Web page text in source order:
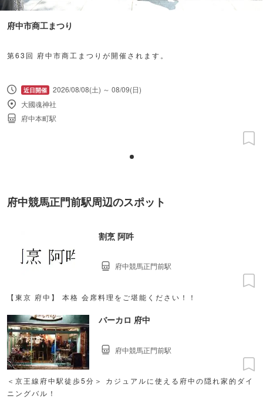
府中市商工まつり
第63回 府中市商工まつりが開催されます。
2026/08/08(土) ～ 08/09(日)
大國魂神社
府中本町駅
府中競馬正門前駅周辺のスポット
割烹 阿吽
【東京 府中】 本格 会席料理をご堪能ください！！
府中競馬正門前駅
バーカロ 府中
＜京王線府中駅徒歩5分＞ カジュアルに使える府中の隠れ家的ダイ
ニングバル！
府中競馬正門前駅